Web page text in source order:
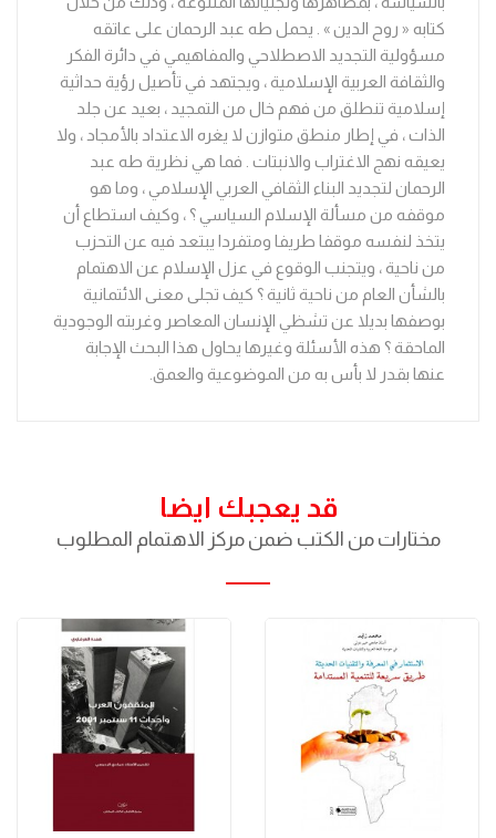
كتابه « روح الدين » . يحمل طه عبد الرحمان على عاتقه
مسؤولية التجديد الاصطلاحي والمفاهيمي في دائرة الفكر
والثقافة العربية الإسلامية ، ويجتهد في تأصيل رؤية حداثية
إسلامية تنطلق من فهم خال من التمجيد ، بعيد عن جلد
الذات ، في إطار منطق متوازن لا يغره الاعتداد بالأمجاد ، ولا
يعيقه نهج الاغتراب والانبتات . فما هي نظرية طه عبد
الرحمان لتجديد البناء الثقافي العربي الإسلامي ، وما هو
موقفه من مسألة الإسلام السياسي ؟ ، وكيف استطاع أن
يتخذ لنفسه موقفا طريفا ومتفردا يبتعد فيه عن التحزب
من ناحية ، ويتجنب الوقوع في عزل الإسلام عن الاهتمام
بالشأن العام من ناحية ثانية ؟ كيف تجلى معنى الائتمانية
بوصفها بديلا عن تشظي الإنسان المعاصر وغربته الوجودية
الماحقة ؟ هذه الأسئلة وغيرها يحاول هذا البحث الإجابة
عنها بقدر لا بأس به من الموضوعية والعمق.
قد يعجبك ايضا
مختارات من الكتب ضمن مركز الاهتمام المطلوب